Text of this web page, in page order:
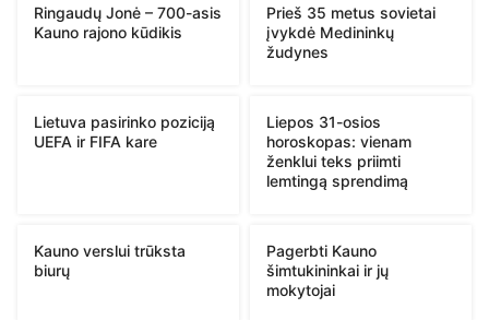
Ringaudų Jonė – 700-asis
Kauno rajono kūdikis
Prieš 35 metus sovietai
įvykdė Medininkų
žudynes
Lietuva pasirinko poziciją
UEFA ir FIFA kare
Liepos 31-osios
horoskopas: vienam
ženklui teks priimti
lemtingą sprendimą
Kauno verslui trūksta
biurų
Pagerbti Kauno
šimtukininkai ir jų
mokytojai